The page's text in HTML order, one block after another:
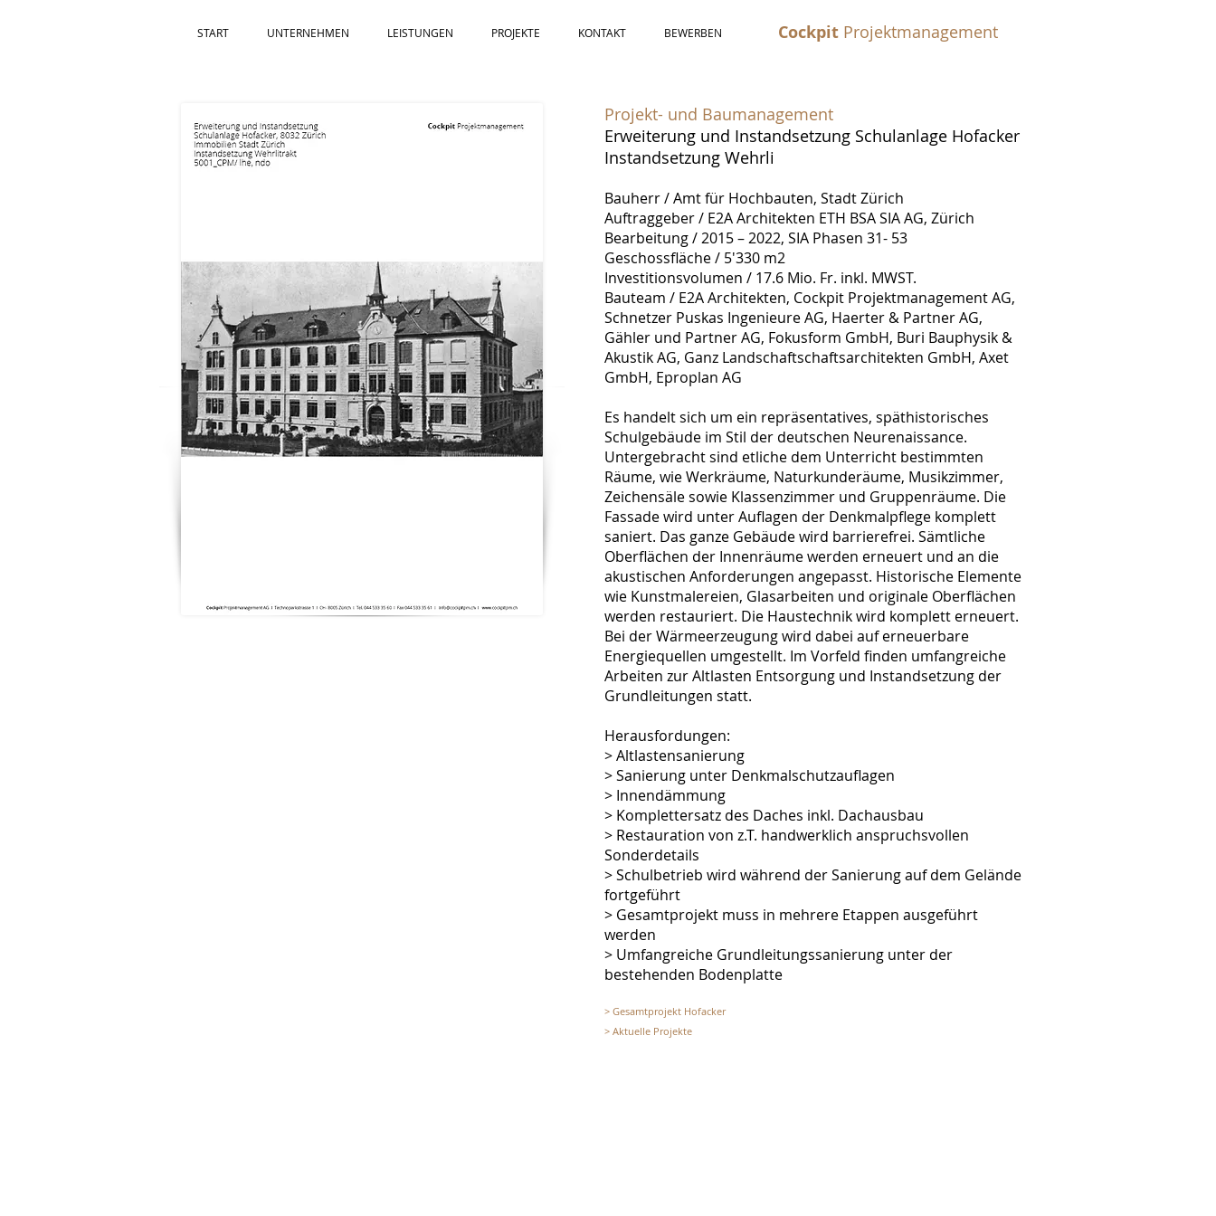
START UNTERNEHMEN LEISTUNGEN PROJEKTE KONTAKT BEWERBEN Cockpit Projektmanagement
Projekt- und Baumanagement
Erweiterung und Instandsetzung Schulanlage Hofacker
Instandsetzung Wehrli
Bauherr / Amt für Hochbauten, Stadt Zürich
Auftraggeber / E2A Architekten ETH BSA SIA AG, Zürich
Bearbeitung / 2015 – 2022, SIA Phasen 31- 53
Geschossfläche / 5'330 m2
Investitionsvolumen / 17.6 Mio. Fr. inkl. MWST.
Bauteam / E2A Architekten, Cockpit Projektmanagement AG,
Schnetzer Puskas Ingenieure AG, Haerter & Partner AG,
Gähler und Partner AG, Fokusform GmbH, Buri Bauphysik &
Akustik AG, Ganz Landschaftschaftsarchitekten GmbH, Axet
GmbH, Eproplan AG
Es handelt sich um ein repräsentatives, späthistorisches
Schulgebäude im Stil der deutschen Neurenaissance.
Untergebracht sind etliche dem Unterricht bestimmten
Räume, wie Werkräume, Naturkunderäume, Musikzimmer,
Zeichensäle sowie Klassenzimmer und Gruppenräume. Die
Fassade wird unter Auflagen der Denkmalpflege komplett
saniert. Das ganze Gebäude wird barrierefrei. Sämtliche
Oberflächen der Innenräume werden erneuert und an die
akustischen Anforderungen angepasst. Historische Elemente
wie Kunstmalereien, Glasarbeiten und originale Oberflächen
werden restauriert. Die Haustechnik wird komplett erneuert.
Bei der Wärmeerzeugung wird dabei auf erneuerbare
Energiequellen umgestellt. Im Vorfeld finden umfangreiche
Arbeiten zur Altlasten Entsorgung und Instandsetzung der
Grundleitungen statt.
Herausfordungen:
> Altlastensanierung
> Sanierung unter Denkmalschutzauflagen
> Innendämmung
> Komplettersatz des Daches inkl. Dachausbau
> Restauration von z.T. handwerklich anspruchsvollen
Sonderdetails
> Schulbetrieb wird während der Sanierung auf dem Gelände
fortgeführt
> Gesamtprojekt muss in mehrere Etappen ausgeführt
werden
> Umfangreiche Grundleitungssanierung unter der
bestehenden Bodenplatte
> Gesamtprojekt Hofacker
> Aktuelle Projekte